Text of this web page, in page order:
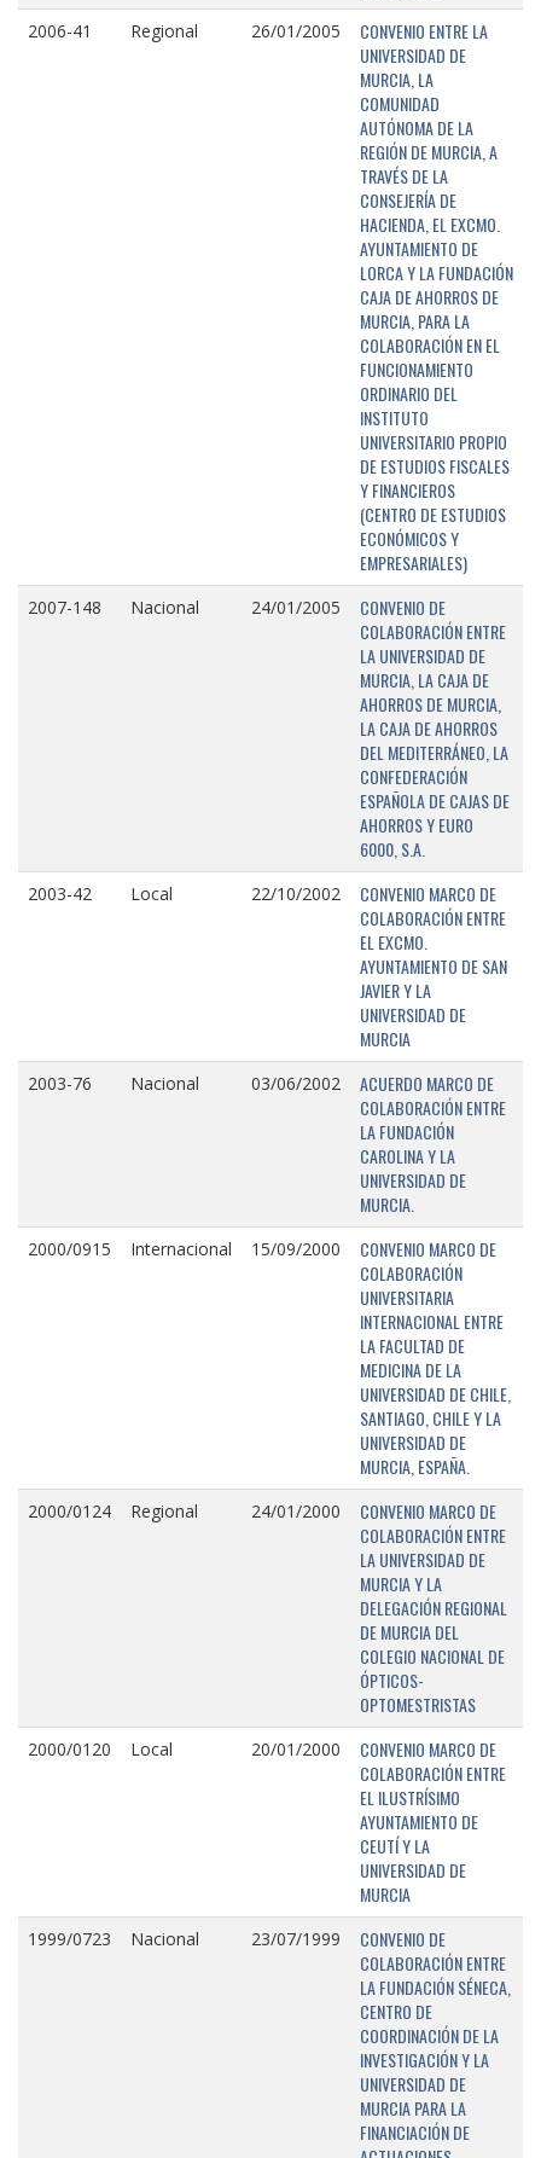
2006-41 Regional 26/01/2005
CONVENIO ENTRE LA
UNIVERSIDAD DE
MURCIA, LA
COMUNIDAD
AUTÓNOMA DE LA
REGIÓN DE MURCIA, A
TRAVÉS DE LA
CONSEJERÍA DE
HACIENDA, EL EXCMO.
AYUNTAMIENTO DE
LORCA Y LA FUNDACIÓN
CAJA DE AHORROS DE
MURCIA, PARA LA
COLABORACIÓN EN EL
FUNCIONAMIENTO
ORDINARIO DEL
INSTITUTO
UNIVERSITARIO PROPIO
DE ESTUDIOS FISCALES
Y FINANCIEROS
(CENTRO DE ESTUDIOS
ECONÓMICOS Y
EMPRESARIALES)
2007-148 Nacional 24/01/2005
CONVENIO DE
COLABORACIÓN ENTRE
LA UNIVERSIDAD DE
MURCIA, LA CAJA DE
AHORROS DE MURCIA,
LA CAJA DE AHORROS
DEL MEDITERRÁNEO, LA
CONFEDERACIÓN
ESPAÑOLA DE CAJAS DE
AHORROS Y EURO
6000, S.A.
2003-42 Local 22/10/2002
CONVENIO MARCO DE
COLABORACIÓN ENTRE
EL EXCMO.
AYUNTAMIENTO DE SAN
JAVIER Y LA
UNIVERSIDAD DE
MURCIA
2003-76 Nacional 03/06/2002
ACUERDO MARCO DE
COLABORACIÓN ENTRE
LA FUNDACIÓN
CAROLINA Y LA
UNIVERSIDAD DE
MURCIA.
2000/0915 Internacional 15/09/2000
CONVENIO MARCO DE
COLABORACIÓN
UNIVERSITARIA
INTERNACIONAL ENTRE
LA FACULTAD DE
MEDICINA DE LA
UNIVERSIDAD DE CHILE,
SANTIAGO, CHILE Y LA
UNIVERSIDAD DE
MURCIA, ESPAÑA.
2000/0124 Regional 24/01/2000
CONVENIO MARCO DE
COLABORACIÓN ENTRE
LA UNIVERSIDAD DE
MURCIA Y LA
DELEGACIÓN REGIONAL
DE MURCIA DEL
COLEGIO NACIONAL DE
ÓPTICOS-
OPTOMESTRISTAS
2000/0120 Local 20/01/2000
CONVENIO MARCO DE
COLABORACIÓN ENTRE
EL ILUSTRÍSIMO
AYUNTAMIENTO DE
CEUTÍ Y LA
UNIVERSIDAD DE
MURCIA
1999/0723 Nacional 23/07/1999
CONVENIO DE
COLABORACIÓN ENTRE
LA FUNDACIÓN SÉNECA,
CENTRO DE
COORDINACIÓN DE LA
INVESTIGACIÓN Y LA
UNIVERSIDAD DE
MURCIA PARA LA
FINANCIACIÓN DE